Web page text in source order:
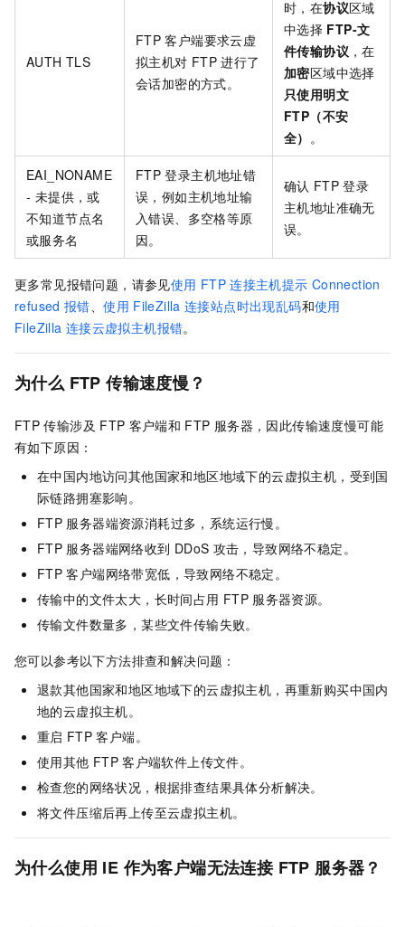
AUTH TLS
FTP 客户端要求云虚
拟主机对 FTP 进行了
会话加密的方式。
时，在协议区域
中选择 FTP-文
件传输协议 ，在
加密区域中选择
只使用明文
FTP（不安
全） 。
EAI_NONAME
- 未提供，或
不知道节点名
或服务名
FTP 登录主机地址错
误，例如主机地址输
入错误、多空格等原
因。
确认 FTP 登录
主机地址准确无
误。
更多常见报错问题，请参见使用 FTP 连接主机提示 Connection
refused 报错、使用 FileZilla 连接站点时出现乱码和使用
FileZilla 连接云虚拟主机报错。
为什么 FTP 传输速度慢？
FTP 传输涉及 FTP 客户端和 FTP 服务器，因此传输速度慢可能
有如下原因：
在中国内地访问其他国家和地区地域下的云虚拟主机，受到国
际链路拥塞影响。
FTP 服务器端资源消耗过多，系统运行慢。
FTP 服务器端网络收到 DDoS 攻击，导致网络不稳定。
FTP 客户端网络带宽低，导致网络不稳定。
传输中的文件太大，长时间占用 FTP 服务器资源。
传输文件数量多，某些文件传输失败。
您可以参考以下方法排查和解决问题：
退款其他国家和地区地域下的云虚拟主机，再重新购买中国内
地的云虚拟主机。
重启 FTP 客户端。
使用其他 FTP 客户端软件上传文件。
检查您的网络状况，根据排查结果具体分析解决。
将文件压缩后再上传至云虚拟主机。
为什么使用 IE 作为客户端无法连接 FTP 服务器？